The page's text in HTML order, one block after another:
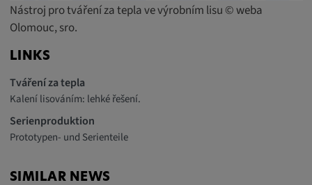
Nástroj pro tváření za tepla ve výrobním lisu © weba
Olomouc, sro.
LINKS
Tváření za tepla
Kalení lisováním: lehké řešení.
Serienproduktion
Prototypen- und Serienteile
SIMILAR NEWS
youtube.com, google.com, doubleclick.net
Účel:
služba YouTube k ukládání uživatelských
vstupů a jejich přiřazování k akcím uživatele.
Trvání cookies: